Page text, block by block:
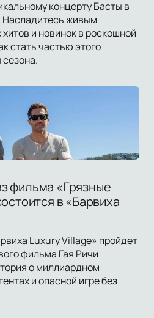
концерту Басты в
Насладитесь живым
и новинок в роскошной
стать частью этого
фильма «Грязные
в «Барвиха
Luxury Village» пройдет
фильма Гая Ричи
о миллиардном
и опасной игре без